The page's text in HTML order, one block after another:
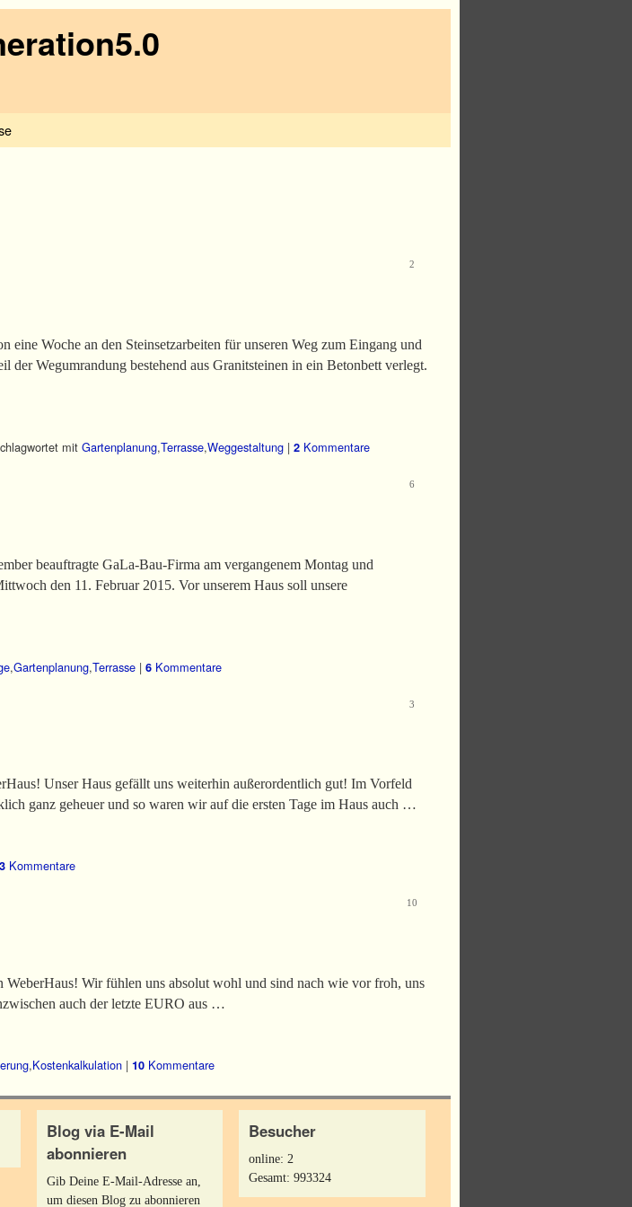
2
Woche an den Steinsetzarbeiten für unseren Weg zum Eingang und
der Wegumrandung bestehend aus Granitsteinen in ein Betonbett verlegt.
mit Gartenplanung,Terrasse,Weggestaltung | 2 Kommentare
6
beauftragte GaLa-Bau-Firma am vergangenem Montag und
den 11. Februar 2015. Vor unserem Haus soll unsere
,Gartenplanung,Terrasse | 6 Kommentare
3
Unser Haus gefällt uns weiterhin außerordentlich gut! Im Vorfeld
ganz geheuer und so waren wir auf die ersten Tage im Haus auch …
3 Kommentare
10
WeberHaus! Wir fühlen uns absolut wohl und sind nach wie vor froh, uns
auch der letzte EURO aus …
,Kostenkalkulation | 10 Kommentare
Blog via E-Mail
abonnieren
Gib Deine E-Mail-Adresse an,
um diesen Blog zu abonnieren
Besucher
online: 2
Gesamt: 993324